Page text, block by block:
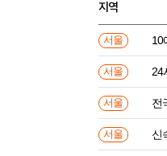
지역
서울 10
서울 24
서울
서울 신